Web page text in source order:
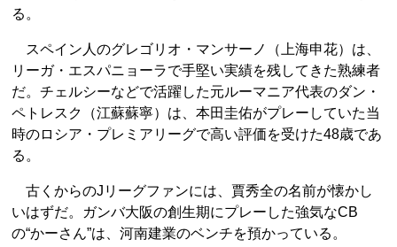
る。
スペイン人のグレゴリオ・マンサーノ（上海申花）は、
リーガ・エスパニョーラで手堅い実績を残してきた熟練者
だ。チェルシーなどで活躍した元ルーマニア代表のダン・
ペトレスク（江蘇蘇寧）は、本田圭佑がプレーしていた当
時のロシア・プレミアリーグで高い評価を受けた48歳であ
る。
古くからのJリーグファンには、賈秀全の名前が懐かし
いはずだ。ガンバ大阪の創生期にプレーした強気なCB
の“かーさん”は、河南建業のベンチを預かっている。